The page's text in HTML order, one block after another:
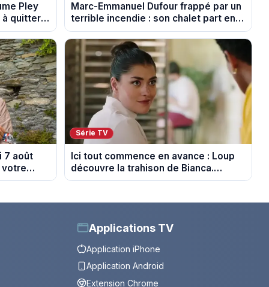
Pley
à quitter
Marc-Emmanuel Dufour frappé par un
terrible incendie : son chalet part en
fumée
7 août
votre
Série TV
Ici tout commence en avance : Loup
découvre la trahison de Bianca.
Episode du 10 août 2026 (spoiler)
Applications TV
Application iPhone
Application Android
Extension Chrome